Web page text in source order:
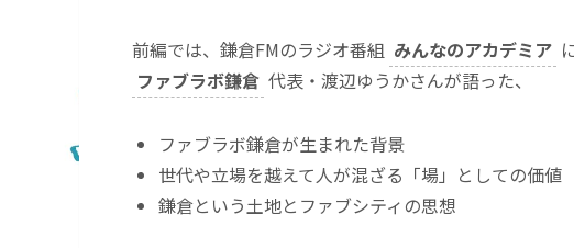
前編では、鎌倉FMのラジオ番組 みんなのアカデミア
ファブラボ鎌倉 代表・渡辺ゆうかさんが語った、
ファブラボ鎌倉が生まれた背景
世代や立場を越えて人が混ざる「場」としての価値
鎌倉という土地とファブシティの思想